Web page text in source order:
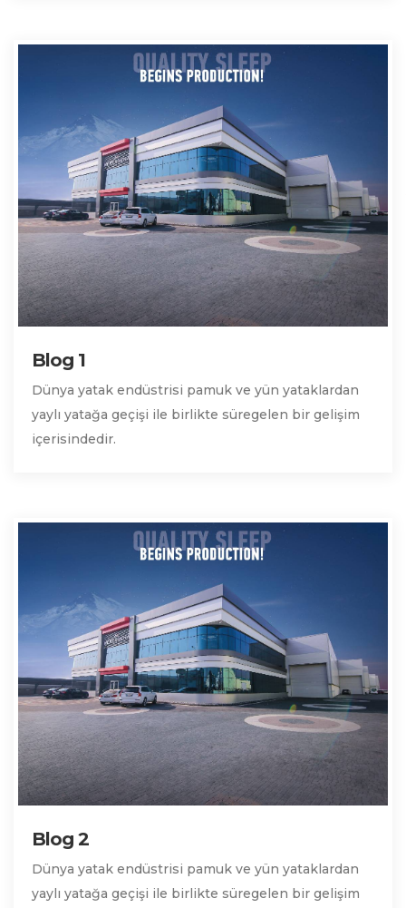
Blog 1
Dünya yatak endüstrisi pamuk ve yün yataklardan
yaylı yatağa geçişi ile birlikte süregelen bir gelişim
içerisindedir.
Blog 2
Dünya yatak endüstrisi pamuk ve yün yataklardan
yaylı yatağa geçişi ile birlikte süregelen bir gelişim